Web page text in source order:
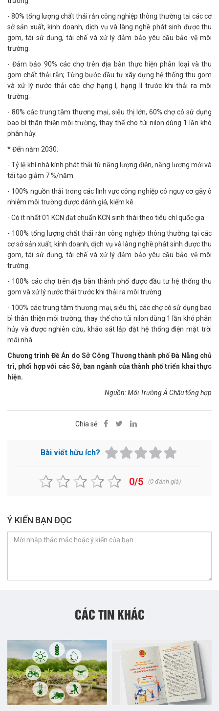
- 80% tổng lượng chất thải rắn công nghiệp thông thường tại các cơ
sở sản xuất, kinh doanh, dịch vụ và làng nghề phát sinh được thu
gom, tái sử dụng, tái chế và xử lý đảm bảo yêu cầu bảo vệ môi
trường.
- Đảm bảo 90% các chợ trên địa bàn thực hiện phân loại và thu
gom chất thải rắn; Từng bước đầu tư xây dựng hệ thống thu gom
và xử lý nước thải các chợ hạng I, hạng II trước khi thải ra môi
trường.
- 80% các trung tâm thương mại, siêu thị lớn, 60% chợ có sử dụng
bao bì thân thiện môi trường, thay thế cho túi nilon dùng 1 lần khó
phân hủy.
* Đến năm 2030:
- Tỷ lệ khí nhà kính phát thải từ năng lượng điện, năng lượng mới và
tái tạo giảm 7 %/năm.
- 100% nguồn thải trong các lĩnh vực công nghiệp có nguy cơ gây ô
nhiễm môi trường được đánh giá, kiểm kê.
- Có ít nhất 01 KCN đạt chuẩn KCN sinh thái theo tiêu chí quốc gia.
- 100% tổng lượng chất thải rắn công nghiệp thông thường tại các
cơ sở sản xuất, kinh doanh, dịch vụ và làng nghề phát sinh được thu
gom, tái sử dụng, tái chế và xử lý đảm bảo yêu cầu bảo vệ môi
trường.
- 100% các chợ trên địa bàn thành phố được đầu tư hệ thống thu
gom và xử lý nước thải trước khi thải ra môi trường.
- 100% các trung tâm thương mại, siêu thị, các chợ có sử dụng bao
bì thân thiện môi trường, thay thế cho túi nilon dùng 1 lần khó phân
hủy và được nghiên cứu, khảo sát lắp đặt hệ thống điện mặt trời
mái nhà.
Chương trình Đề Án do Sở Công Thương thành phố Đà Nẵng chủ
trì, phối hợp với các Sở, ban ngành của thành phố triển khai thực
hiện.
Nguồn: Môi Trường Á Châu tổng hợp
Chia sẻ:
Bài viết hữu ích?
0/5 (0đánh giá)
Ý KIẾN BẠN ĐỌC
CÁC TIN KHÁC